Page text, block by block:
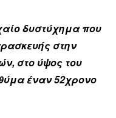
δυστύχημα που
στην
στο ύψος του
έναν 52χρονο